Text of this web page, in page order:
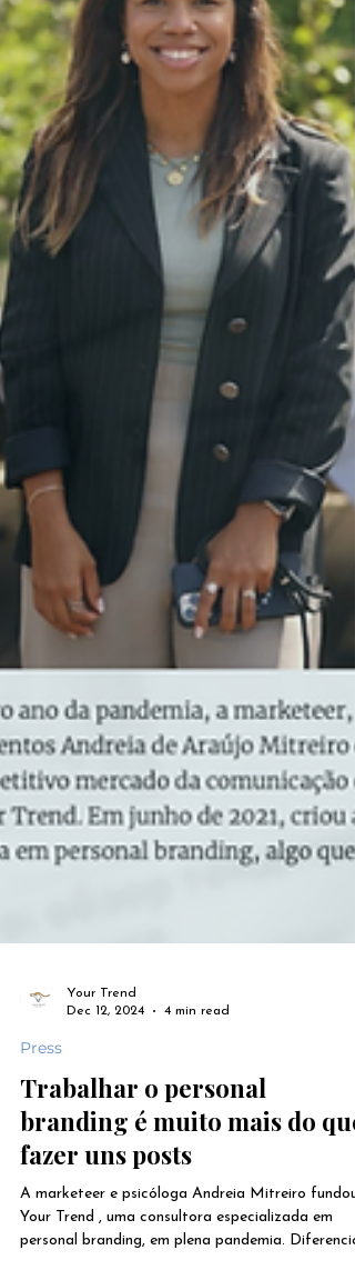
Your Trend
Dec 12, 2024
4 min read
Press
Trabalhar o personal
branding é muito mais do que
fazer uns posts